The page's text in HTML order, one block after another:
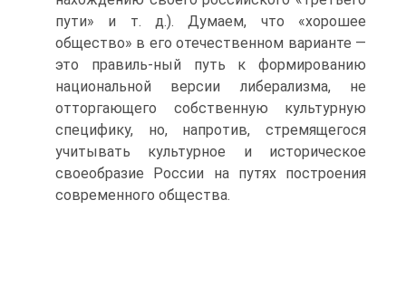
пути» и т. д.). Думаем, что «хорошее
общество» в его отечественном варианте —
это правиль-ный путь к формированию
национальной версии либерализма, не
отторгающего собственную культурную
специфику, но, напротив, стремящегося
учитывать культурное и историческое
своеобразие России на путях построения
современного общества.